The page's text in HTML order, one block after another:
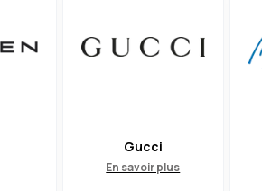
Gucci
En savoir plus